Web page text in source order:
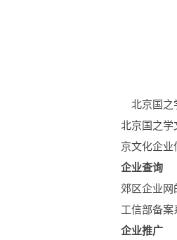
北京国之
北京国之学
京文化企业
企业查询
郊区企业网
工信部备案
企业推广